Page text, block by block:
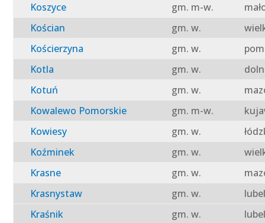
Koszyce
gm. m-w.
Kościan
gm. w.
Kościerzyna
gm. w.
Kotla
gm. w.
Kotuń
gm. w.
Kowalewo Pomorskie
gm. m-w.
Kowiesy
gm. w.
Koźminek
gm. w.
Krasne
gm. w.
Krasnystaw
gm. w.
Kraśnik
gm. w.